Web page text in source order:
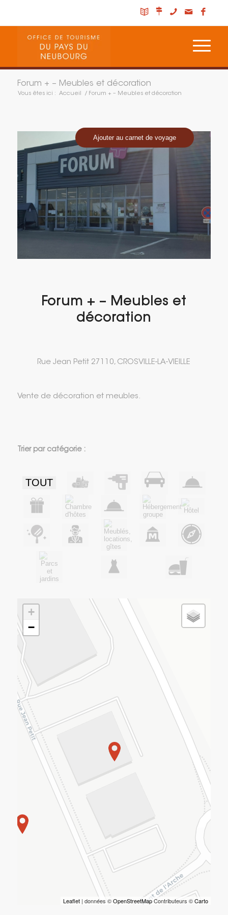
Forum + – Meubles et décoration
Vous êtes ici : Accueil / Forum + – Meubles et décoration
Ajouter au carnet de voyage
Forum + – Meubles et
décoration
Rue Jean Petit 27110, CROSVILLE-LA-VIEILLE
Vente de décoration et meubles.
Trier par catégorie :
TOUT
+
−
Leaflet | données ©OpenStreetMapContributeurs ©Carto